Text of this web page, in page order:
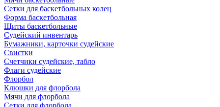
Сетки для баскетбольных колец
Форма баскетбольная
Щиты баскетбольные
Судейский инвентарь
Бумажники, карточки судейские
Свистки
Счетчики судейские, табло
Флаги судейские
Флорбол
Клюшки для флорбола
Мячи для флорбола
Сетки для флорбола